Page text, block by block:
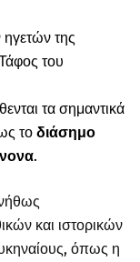
ηγετών της
του
τα σημαντικά
το διάσημο
.
και ιστορικών
όπως η